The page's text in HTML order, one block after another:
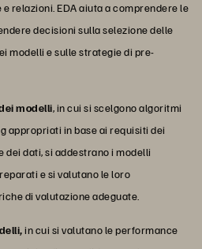
relazioni. EDA aiuta a comprendere le
decisioni sulla selezione delle
modelli e sulle strategie di pre-
modelli, in cui si scelgono algoritmi
appropriati in base ai requisiti dei
dati, si addestrano i modelli
e si valutano le loro
di valutazione adeguate.
in cui si valutano le performance